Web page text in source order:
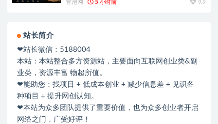
冒泡网 5 小时前 9.9
站长简介
❤站长微信：5188004
本站：本站整合多方资源站，主要面向互联网创业类&副
业类，资源丰富 物超所值。
❤能助您：找项目 + 低成本创业 + 减少信息差 + 见识各
种项目 + 提升网创认知。
❤本站为众多团队提供了重要价值，也为众多创业者开启
网络之门，广受好评！